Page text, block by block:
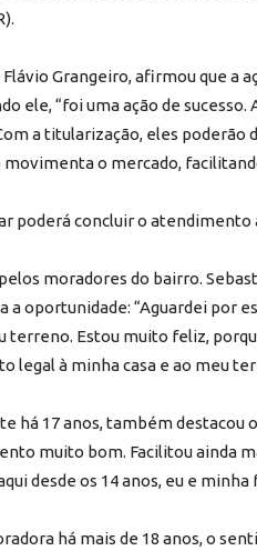
Flávio Grangeiro, afirmou que a
ele, “foi uma ação de
a titularização, eles poderão
o mercado,
poderá concluir o atendimento
moradores do bairro.
a oportunidade: “Aguardei por
terreno. Estou muito feliz,
legal à minha casa e ao meu
há 17 anos, também
muito bom. Facilitou ainda
desde os 14 anos, eu e
há mais de 18 anos, o